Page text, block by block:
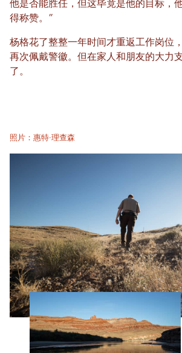
他是否能胜任，但这毕竟是他的目标，
得称赞。”
杨格花了整整一年时间才重返工作岗位
再次佩戴警徽。但在家人和朋友的大力
了。
照片：惠特·理查森